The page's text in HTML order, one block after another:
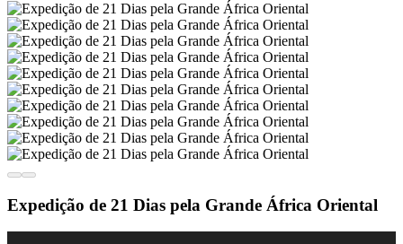
Expedição de 21 Dias pela Grande África Oriental